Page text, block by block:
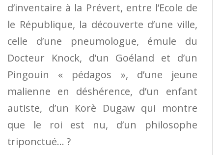
d’inventaire à la Prévert, entre l’Ecole de
le République, la découverte d’une ville,
celle d’une pneumologue, émule du
Docteur Knock, d’un Goéland et d’un
Pingouin « pédagos », d’une jeune
malienne en déshérence, d’un enfant
autiste, d’un Korè Dugaw qui montre
que le roi est nu, d’un philosophe
triponctué… ?